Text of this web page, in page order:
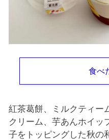
食べ
紅茶葛餅、ミルクティー
クリーム、芋あんホイッ
子をトッピングした秋の